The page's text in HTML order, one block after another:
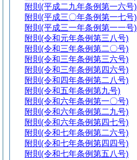
附則 (平成二九年条例第一六号)
附則 (平成三〇年条例第一七号)
附則 (平成三一年条例第一一号)
附則 (令和元年条例第三八号)
附則 (令和三年条例第二〇号)
附則 (令和三年条例第三六号)
附則 (令和三年条例第四六号)
附則 (令和四年条例第二八号)
附則 (令和五年条例第九号)
附則 (令和六年条例第一〇号)
附則 (令和六年条例第二九号)
附則 (令和六年条例第四七号)
附則 (令和七年条例第二六号)
附則 (令和七年条例第四四号)
附則 (令和七年条例第五八号)